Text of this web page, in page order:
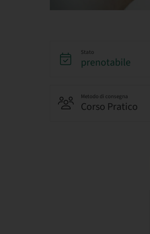
Stato
prenotabile
Metodo di consegna
Corso Pratico